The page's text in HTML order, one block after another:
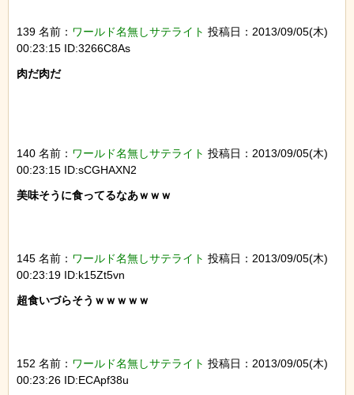
139 名前： ワールド名無しサテライト 投稿日：2013/09/05(木)
00:23:15 ID:3266C8As
肉だ肉だ
140 名前： ワールド名無しサテライト 投稿日：2013/09/05(木)
00:23:15 ID:sCGHAXN2
美味そうに食ってるなあｗｗｗ
145 名前： ワールド名無しサテライト 投稿日：2013/09/05(木)
00:23:19 ID:k15Zt5vn
超食いづらそうｗｗｗｗｗ
152 名前： ワールド名無しサテライト 投稿日：2013/09/05(木)
00:23:26 ID:ECApf38u